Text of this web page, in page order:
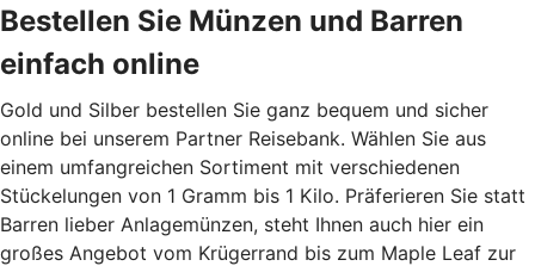
Bestellen Sie Münzen und Barren
einfach online
Gold und Silber bestellen Sie ganz bequem und sicher
online bei unserem Partner Reisebank. Wählen Sie aus
einem umfangreichen Sortiment mit verschiedenen
Stückelungen von 1 Gramm bis 1 Kilo. Präferieren Sie statt
Barren lieber Anlagemünzen, steht Ihnen auch hier ein
großes Angebot vom Krügerrand bis zum Maple Leaf zur